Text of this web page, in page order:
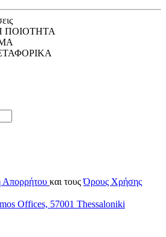
ΠΟΙΟΤΗΤΑ
Απορρήτου και τουςΌρους Χρήσης
Offices, 57001 Thessaloniki